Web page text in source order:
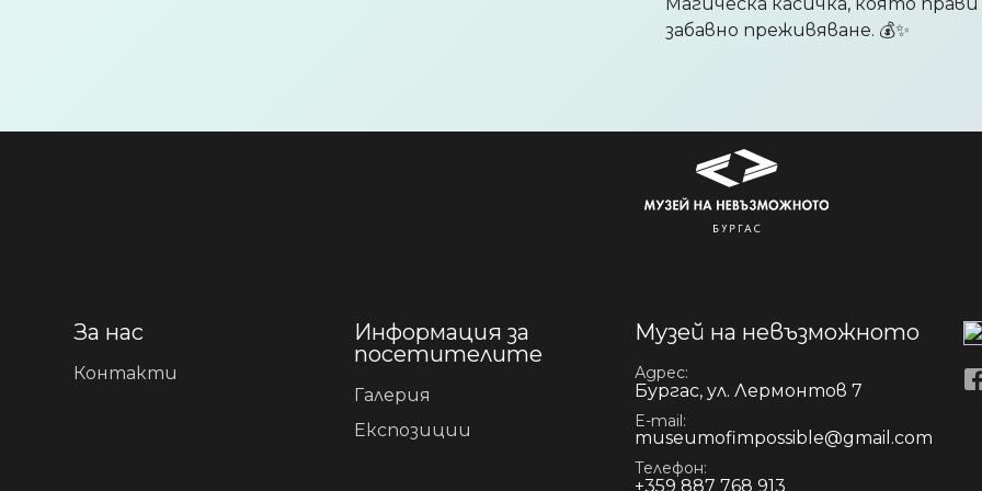
забавно преживяване. 💰✨
За нас
Контакти
Информация за
посетителите
Галерия
Експозиции
Музей на невъзможното
Адрес
Бургас, ул. Лермонтов 7
E-mail
museumofimpossible@gmail.com
Телефон
+359 887 768 913